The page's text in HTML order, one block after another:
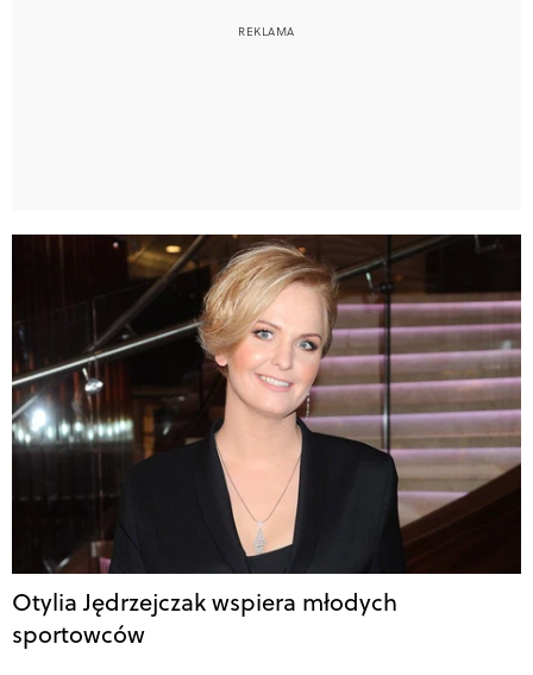
Otylia Jędrzejczak wspiera młodych
sportowców